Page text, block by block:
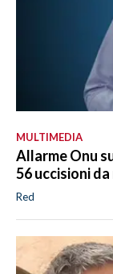
MULTIMEDIA
Allarme Onu
56 uccisioni
Red